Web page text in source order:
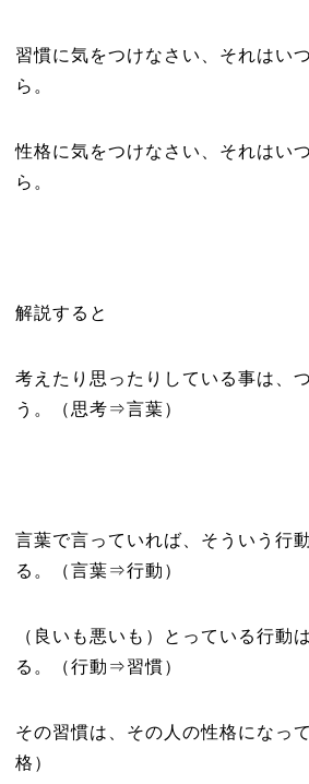
習慣に気をつけなさい、それはい
ら。
性格に気をつけなさい、それはい
ら。
解説すると
考えたり思ったりしている事は、
う。（思考⇒言葉）
言葉で言っていれば、そういう行
る。（言葉⇒行動）
（良いも悪いも）とっている行動
る。（行動⇒習慣）
その習慣は、その人の性格になっ
格）